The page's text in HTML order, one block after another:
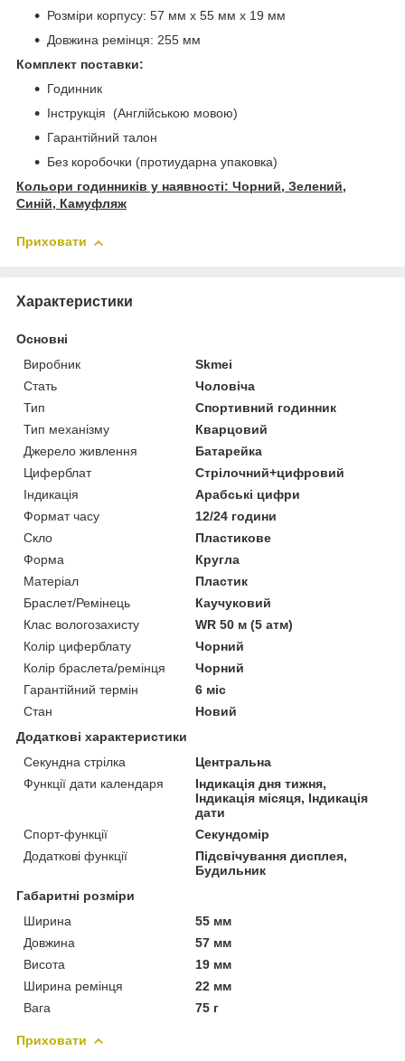
Розміри корпусу: 57 мм х 55 мм х 19 мм
Довжина ремінця: 255 мм
Комплект поставки:
Годинник
Інструкція (Англійською мовою)
Гарантійний талон
Без коробочки (протиударна упаковка)
Кольори годинників у наявності: Чорний, Зелений,
Синій, Камуфляж
Приховати
Характеристики
Основні
Виробник
Skmei
Стать
Чоловіча
Тип
Спортивний годинник
Тип механізму
Кварцовий
Джерело живлення
Батарейка
Циферблат
Стрілочний+цифровий
Індикація
Арабські цифри
Формат часу
12/24 години
Скло
Пластикове
Форма
Кругла
Матеріал
Пластик
Браслет/Ремінець
Каучуковий
Клас вологозахисту
WR 50 м (5 атм)
Колір циферблату
Чорний
Колір браслета/ремінця
Чорний
Гарантійний термін
6 міс
Стан
Новий
Додаткові характеристики
Секундна стрілка
Центральна
Функції дати календаря
Індикація дня тижня,
Індикація місяця, Індикація
дати
Спорт-функції
Секундомір
Додаткові функції
Підсвічування дисплея,
Будильник
Габаритні розміри
Ширина
55 мм
Довжина
57 мм
Висота
19 мм
Ширина ремінця
22 мм
Вага
75 г
Приховати